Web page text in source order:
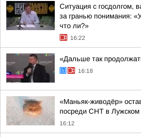
Ситуация с госдолгом,
за гранью понимания:
что ли?»
16:22
«Дальше так
16:18
«Маньяк-живодёр»
посреди СНТ в Лужском
16:12